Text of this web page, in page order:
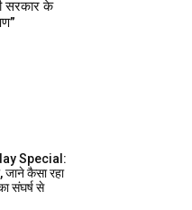
सरकार के
Special:
जाने कैसा रहा
संघर्ष से